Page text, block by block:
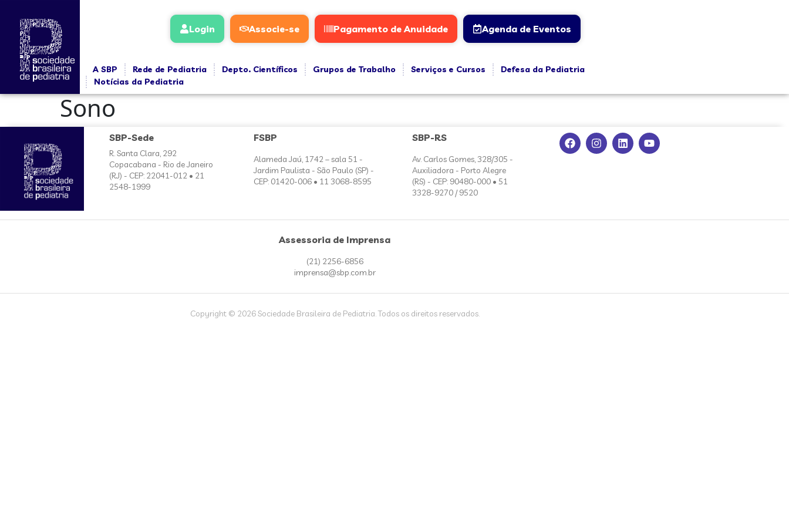
Login Associe-se Pagamento de Anuidade Agenda de Eventos
A SBP Rede de Pediatria Depto. Científicos Grupos de Trabalho Serviços e Cursos
Defesa da Pediatria
Notícias da Pediatria
Sono
SBP-Sede
R. Santa Clara, 292
Copacabana - Rio de Janeiro
(RJ) - CEP: 22041-012 • 21
2548-1999
FSBP
Alameda Jaú, 1742 – sala 51 -
Jardim Paulista - São Paulo (SP) -
CEP: 01420-006 • 11 3068-8595
SBP-RS
Av. Carlos Gomes, 328/305 -
Auxiliadora - Porto Alegre
(RS) - CEP: 90480-000 • 51
3328-9270 / 9520
Assessoria de Imprensa
(21) 2256-6856
imprensa@sbp.com.br
Copyright © 2026 Sociedade Brasileira de Pediatria. Todos os direitos reservados.